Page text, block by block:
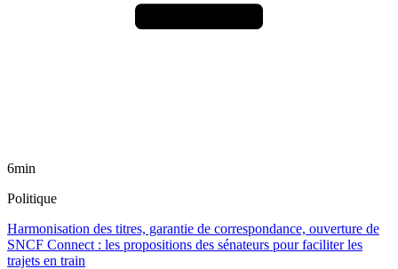
6min
Politique
Harmonisation des titres, garantie de correspondance, ouverture de
SNCF Connect : les propositions des sénateurs pour faciliter les
trajets en train